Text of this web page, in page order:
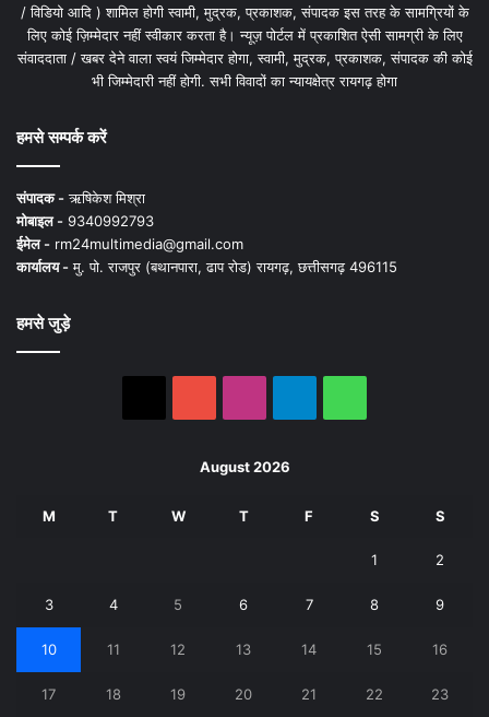
/ विडियो आदि ) शामिल होगी स्वामी, मुद्रक, प्रकाशक, संपादक इस तरह के सामग्रियों के
लिए कोई ज़िम्मेदार नहीं स्वीकार करता है। न्यूज़ पोर्टल में प्रकाशित ऐसी सामग्री के लिए
संवाददाता / खबर देने वाला स्वयं जिम्मेदार होगा, स्वामी, मुद्रक, प्रकाशक, संपादक की कोई
भी जिम्मेदारी नहीं होगी. सभी विवादों का न्यायक्षेत्र रायगढ़ होगा
हमसे सम्पर्क करें
संपादक -ऋषिकेश मिश्रा
मोबाइल - 9340992793
ईमेल - rm24multimedia@gmail.com
कार्यालय -मु. पो. राजपुर (बथानपारा, ढाप रोड) रायगढ़, छत्तीसगढ़ 496115
हमसे जुड़े
August 2026
M T W T F S S
1 2
3 4 5 6 7 8 9
10 11 12 13 14 15 16
17 18 19 20 21 22 23